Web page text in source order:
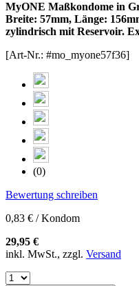
MyONE Maßkondome in
Breite: 57mm, Länge:
zylindrisch mit Reservoir.
[Art-Nr.: #mo_myone57f36]
(0)
Bewertung schreiben
0,83 € / Kondom
29,95 €
inkl. MwSt., zzgl. Versand